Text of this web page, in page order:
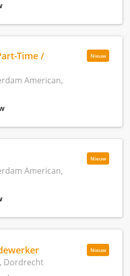
Nieuw
Time /
American,
Nieuw
American,
Nieuw
Dordrecht